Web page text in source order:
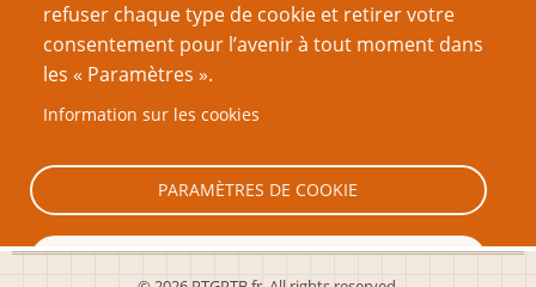
refuser chaque type de cookie et retirer votre
consentement pour l’avenir à tout moment dans
les « Paramètres ».
Information sur les cookies
PARAMÈTRES DE COOKIE
TOUT REFUSER
Réinitialiser votre mot de passe